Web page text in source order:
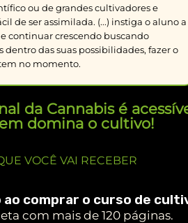
ou de grandes cultivadores e
de ser assimilada. (...) instiga o aluno a
continuar crescendo buscando
dentro das suas possibilidades, fazer o
no momento.
da Cannabis é
domina o cultivo!
VOCÊ VAI RECEBER
ao comprar o curso de
com mais de 120 páginas.